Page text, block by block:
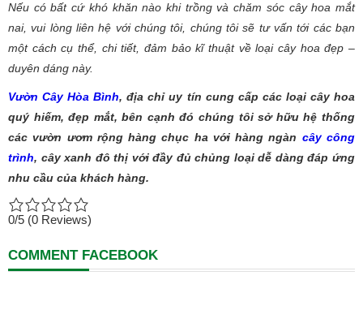
Nếu có bất cứ khó khăn nào khi trồng và chăm sóc cây hoa mắt
nai, vui lòng liên hệ với chúng tôi, chúng tôi sẽ tư vấn tới các bạn
một cách cụ thể, chi tiết, đảm bảo kĩ thuật về loại cây hoa đẹp –
duyên dáng này.
Vườn Cây Hòa Bình, địa chỉ uy tín cung cấp các loại cây hoa
quý hiếm, đẹp mắt, bên cạnh đó chúng tôi sở hữu hệ thống
các vườn ươm rộng hàng chục ha với hàng ngàn cây công
trình, cây xanh đô thị với đầy đủ chủng loại dễ dàng đáp ứng
nhu cầu của khách hàng.
0/5 (0 Reviews)
COMMENT FACEBOOK